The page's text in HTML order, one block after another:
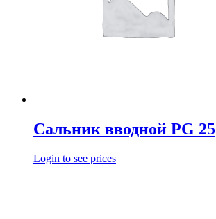
Сальник вводной PG 25
Login to see prices